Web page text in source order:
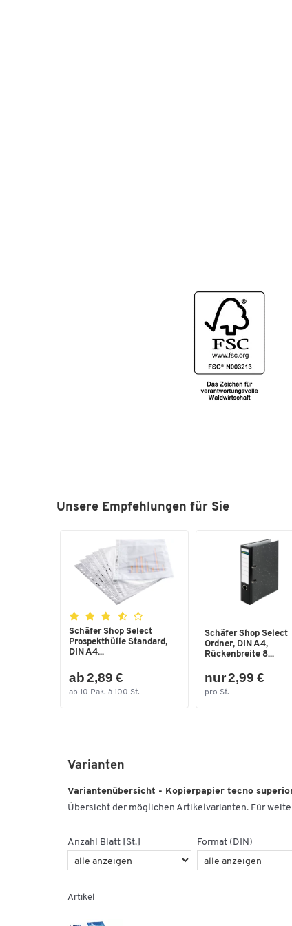
Unsere Empfehlungen für Sie
Schäfer Shop Select
Prospekthülle Standard,
DIN A4...
ab 2,89 €
ab 10 Pak. à 100 St.
Schäfer Shop Select
Ordner, DIN A4,
Rückenbreite 8...
nur 2,99 €
pro St.
Varianten
Variantenübersicht - Kopierpapier tecno
Übersicht der möglichen Artikelvarianten. Für
Anzahl Blatt [St.] Format (DIN)
Artikel